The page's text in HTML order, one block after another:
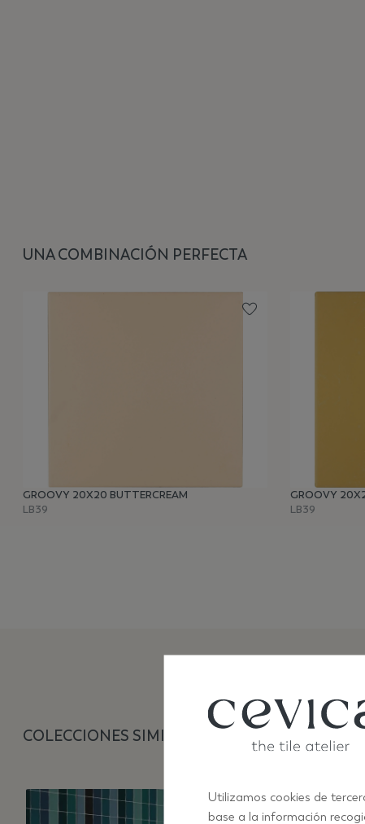
UNA COMBINACIÓN PERFECTA
GROOVY 20X20 BUTTERCREAM
LB39
GROOVY
LB39
COLECCIONES SIMILARES
Utilizamos cookies de
base a la información